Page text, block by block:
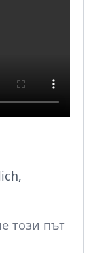
този път